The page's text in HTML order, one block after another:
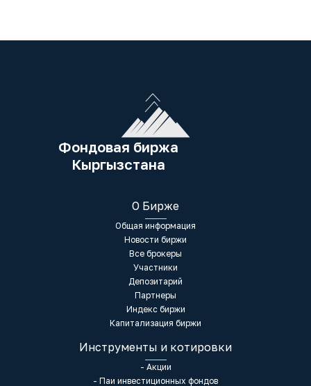
Фондовая биржа
Кыргызстана
О Бирже
Общая информация
Новости биржи
Все брокеры
Участники
Депозитарий
Партнеры
Индекс биржи
Капитализация биржи
Инструменты и котировки
- Акции
- Паи инвестиционных фондов